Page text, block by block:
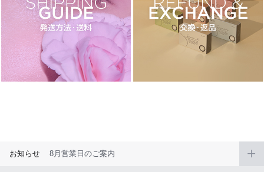
透明
乱視用
ハロウィンカラコン
ケア用品
総合掲示板
お知らせ 8月営業日のご案内